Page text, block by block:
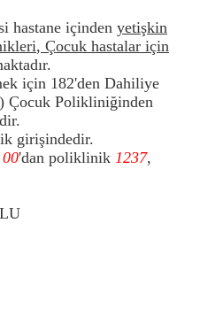
hastane içinden yetişkin
, Çocuk hastalar için
için 182'den Dahiliye
Çocuk Polikliniğinden
girişindedir.
'dan poliklinik 1237,